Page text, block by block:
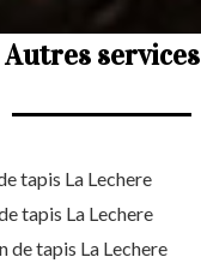
Autres services
tapis La Lechere
tapis La Lechere
de tapis La Lechere